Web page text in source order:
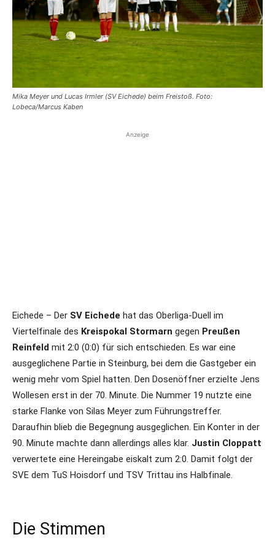
Mika Meyer und Lucas Irmler (SV Eichede) beim Freistoß. Foto:
Lobeca/Marcus Kaben
Anzeige
Eichede – Der SV Eichede hat das Oberliga-Duell im
Viertelfinale des Kreispokal Stormarn gegen Preußen
Reinfeld mit 2:0 (0:0) für sich entschieden. Es war eine
ausgeglichene Partie in Steinburg, bei dem die Gastgeber ein
wenig mehr vom Spiel hatten. Den Dosenöffner erzielte Jens
Wollesen erst in der 70. Minute. Die Nummer 19 nutzte eine
starke Flanke von Silas Meyer zum Führungstreffer.
Daraufhin blieb die Begegnung ausgeglichen. Ein Konter in der
90. Minute machte dann allerdings alles klar. Justin Cloppatt
verwertete eine Hereingabe eiskalt zum 2:0. Damit folgt der
SVE dem TuS Hoisdorf und TSV Trittau ins Halbfinale.
Die Stimmen